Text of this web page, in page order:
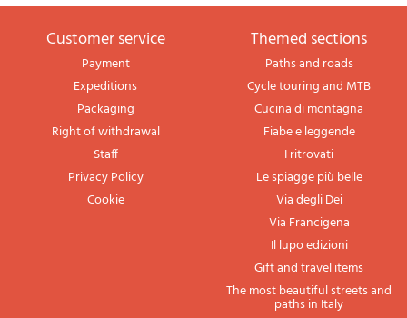
Customer service
Payment
Expeditions
Packaging
Right of withdrawal
Staff
Privacy Policy
Cookie
themed sections
Paths and roads
Cycle touring and MTB
Cucina di montagna
Fiabe e leggende
I ritrovati
Le spiagge più belle
Via degli Dei
Via Francigena
Il lupo edizioni
Gift and travel items
The most beautiful streets and
paths in Italy